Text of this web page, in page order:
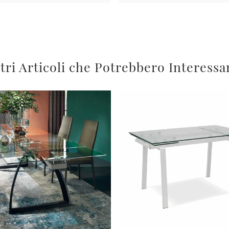
Articoli che Potrebbero